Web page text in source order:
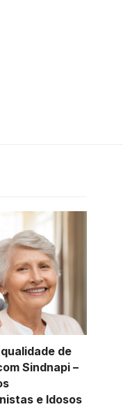
de
Sindnapi –
e Idosos